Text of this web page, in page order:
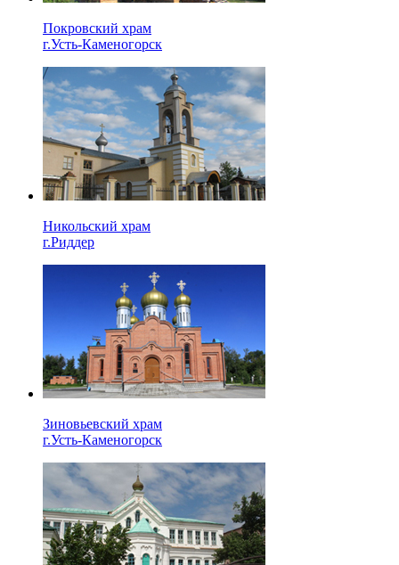
Покровский храм
г.Усть-Каменогорск
Никольский храм
г.Риддер
Зиновьевский храм
г.Усть-Каменогорск